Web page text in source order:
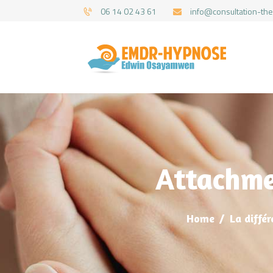
06 14 02 43 61 info@consultation-
Home La